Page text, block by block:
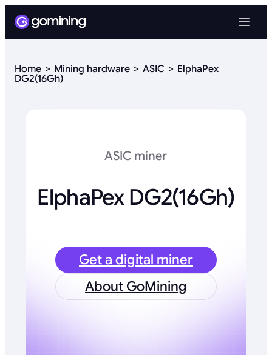
Home Mining hardware ASIC
ElphaPex
DG2(16Gh)
ASIC miner
ElphaPex DG2(16Gh)
Get a digital miner
About GoMining